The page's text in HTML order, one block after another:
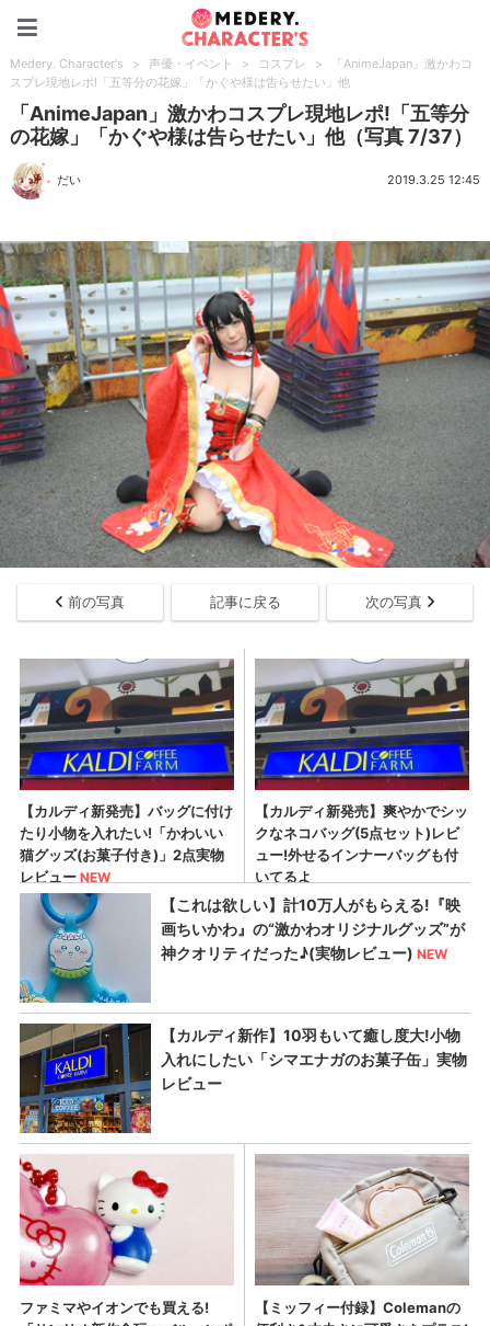
Medery. Character's > 声優・イベント > コスプレ >
「AnimeJapan」激かわコ
スプレ現地レポ!「五等分の花嫁」「かぐや様は告らせたい」他
「AnimeJapan」激かわコスプレ現地レポ!「五等分
の花嫁」「かぐや様は告らせたい」他（写真 7/37）
だい 2019.3.25 12:45
前の写真 記事に戻る 次の写真